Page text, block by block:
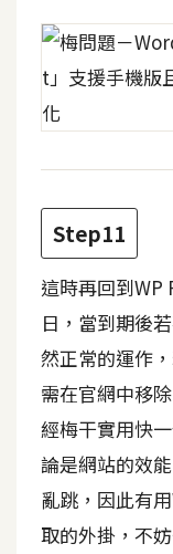
U
X
R
網
頁
後
端
P
H
D
o
c
Step11
這時再回到
日，當到期後
然正常的運作
需在官網中移
經梅干實用快
論是網站的效
亂跳，因此有
取的外掛，不